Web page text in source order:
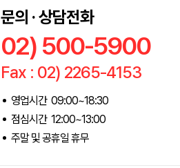
문의 · 상담전화
02) 500-5900
Fax : 02) 2265-4153
영업시간 09:00~18:30
점심시간 12:00~13:00
주말 및 공휴일 휴무